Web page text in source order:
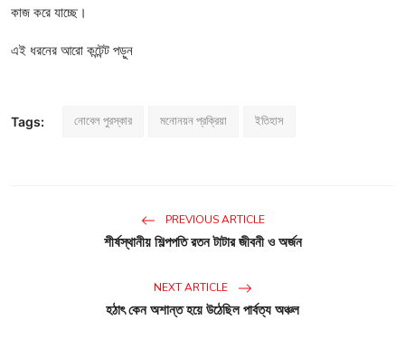
কাজ করে যাচ্ছে।
এই ধরনের আরো কন্টেন্ট পড়ুন
Tags: নোবেল পুরস্কার মনোনয়ন প্রক্রিয়া ইতিহাস
PREVIOUS ARTICLE
শীর্ষস্থানীয় শিল্পপতি রতন টাটার জীবনী ও অর্জন
NEXT ARTICLE
হঠাৎ কেন অশান্ত হয়ে উঠেছিল পার্বত্য অঞ্চল